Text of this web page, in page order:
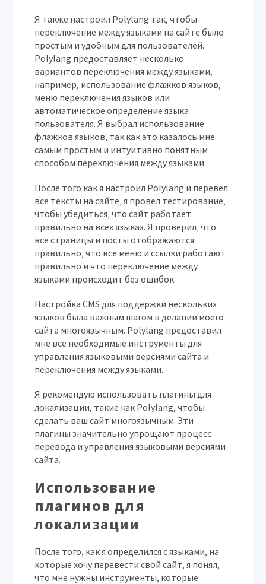
Я также настроил Polylang так‚ чтобы
переключение между языками на сайте было
простым и удобным для пользователей.
Polylang предоставляет несколько
вариантов переключения между языками‚
например‚ использование флажков языков‚
меню переключения языков или
автоматическое определение языка
пользователя. Я выбрал использование
флажков языков‚ так как это казалось мне
самым простым и интуитивно понятным
способом переключения между языками.
После того как я настроил Polylang и перевел
все тексты на сайте‚ я провел тестирование‚
чтобы убедиться‚ что сайт работает
правильно на всех языках. Я проверил‚ что
все страницы и посты отображаются
правильно‚ что все меню и ссылки работают
правильно и что переключение между
языками происходит без ошибок.
Настройка CMS для поддержки нескольких
языков была важным шагом в делании моего
сайта многоязычным. Polylang предоставил
мне все необходимые инструменты для
управления языковыми версиями сайта и
переключения между языками.
Я рекомендую использовать плагины для
локализации‚ такие как Polylang‚ чтобы
сделать ваш сайт многоязычным. Эти
плагины значительно упрощают процесс
перевода и управления языковыми версиями
сайта.
Использование
плагинов для
локализации
После того‚ как я определился с языками‚ на
которые хочу перевести свой сайт‚ я понял‚
что мне нужны инструменты‚ которые